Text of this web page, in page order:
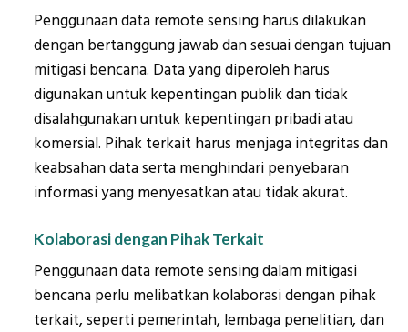
Penggunaan data remote sensing harus dilakukan
dengan bertanggung jawab dan sesuai dengan tujuan
mitigasi bencana. Data yang diperoleh harus
digunakan untuk kepentingan publik dan tidak
disalahgunakan untuk kepentingan pribadi atau
komersial. Pihak terkait harus menjaga integritas dan
keabsahan data serta menghindari penyebaran
informasi yang menyesatkan atau tidak akurat.
Kolaborasi dengan Pihak Terkait
Penggunaan data remote sensing dalam mitigasi
bencana perlu melibatkan kolaborasi dengan pihak
terkait, seperti pemerintah, lembaga penelitian, dan